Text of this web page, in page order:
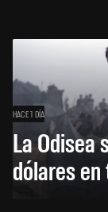
HACE 1 DÍA
La Odisea
dólares